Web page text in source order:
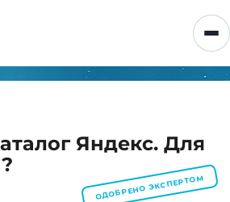
Яндекс. Для
ОДОБРЕНО ЭКСПЕРТОМ